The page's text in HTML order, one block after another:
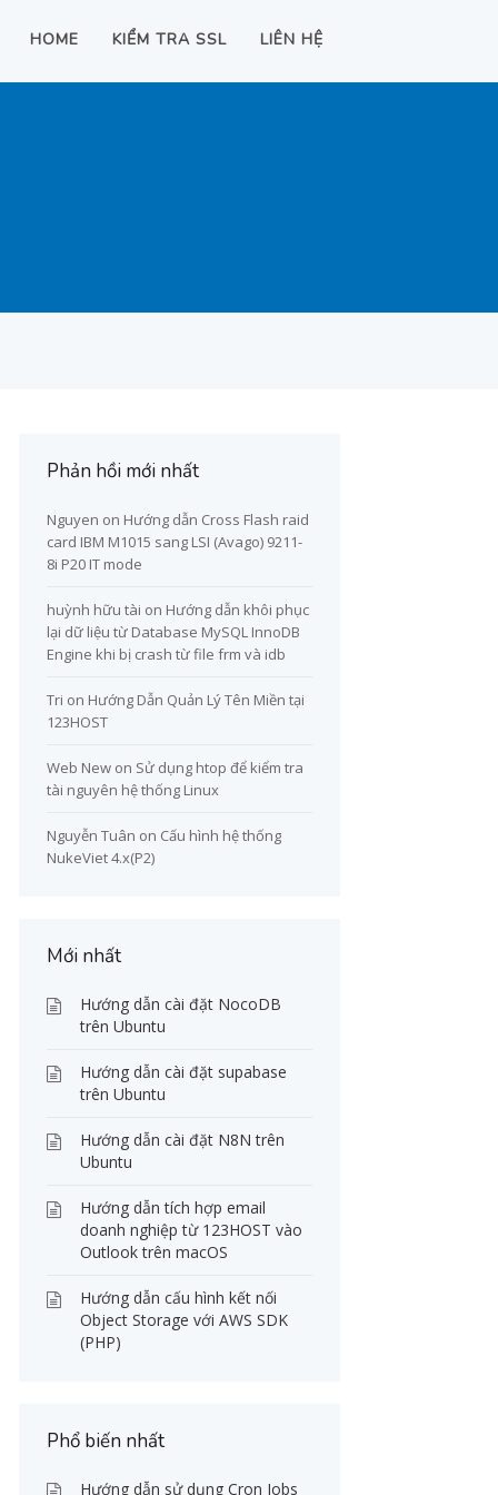
HOME KIỂM TRA SSL LIÊN HỆ
Phản hồi mới nhất
Nguyen on Hướng dẫn Cross Flash raid
card IBM M1015 sang LSI (Avago) 9211-
8i P20 IT mode
huỳnh hữu tài on Hướng dẫn khôi phục
lại dữ liệu từ Database MySQL InnoDB
Engine khi bị crash từ file frm và idb
Tri on Hướng Dẫn Quản Lý Tên Miền tại
123HOST
Web Newon Sử dụng htop để kiểm tra
tài nguyên hệ thống Linux
Nguyễn Tuân on Cấu hình hệ thống
NukeViet 4.x(P2)
Mới nhất
Hướng dẫn cài đặt NocoDB
trên Ubuntu
Hướng dẫn cài đặt supabase
trên Ubuntu
Hướng dẫn cài đặt N8N trên
Ubuntu
Hướng dẫn tích hợp email
doanh nghiệp từ 123HOST vào
Outlook trên macOS
Hướng dẫn cấu hình kết nối
Object Storage với AWS SDK
(PHP)
Phổ biến nhất
Hướng dẫn sử dụng Cron Jobs